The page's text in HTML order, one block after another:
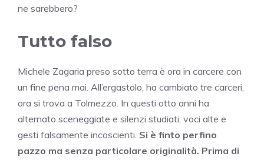
ne sarebbero?
Tutto falso
Michele Zagaria preso sotto terra è ora in carcere con
un fine pena mai. All’ergastolo, ha cambiato tre carceri,
ora si trova a Tolmezzo. In questi otto anni ha
alternato sceneggiate e silenzi studiati, voci alte e
gesti falsamente incoscienti. Si è finto perfino
pazzo ma senza particolare originalità. Prima di